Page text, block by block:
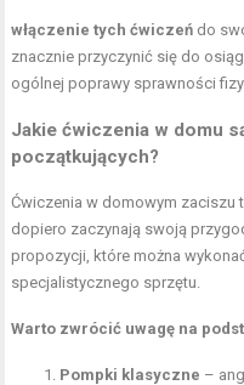
włączenie tych ćwiczeń do
znacznie przyczynić się do
ogólnej poprawy sprawności
Jakie ćwiczenia w domu
początkujących?
Ćwiczenia w domowym zaciszu
dopiero zaczynają swoją
propozycji, które można
specjalistycznego sprzętu.
Warto zwrócić uwagę na
Pompki klasyczne –